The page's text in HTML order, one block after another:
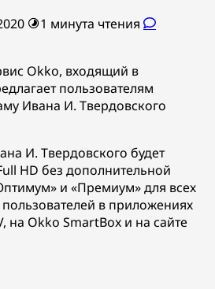
1 минута чтения
Okko, входящий в
пользователям
Ивана И. Твердовского
И. Твердовского будет
HD без дополнительной
и «Премиум» для всех
в приложениях
на Okko SmartBox и на сайте